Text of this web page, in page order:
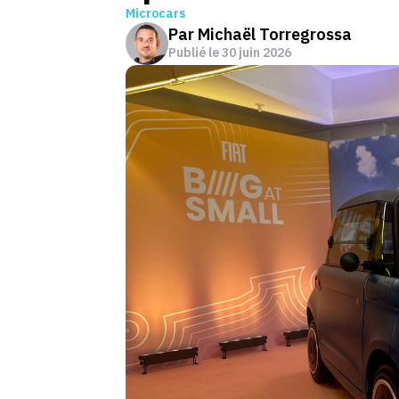
Microcars
Par Michaël Torregrossa
Publié le30 juin 2026